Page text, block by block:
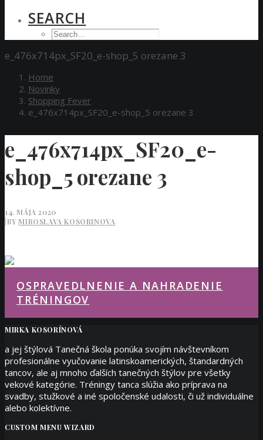
SEARCH
e_476x714px_SF20_e-shop_5 orezane 3
Home
Novinky
Shopping Fever
e_476x714px_SF20_e-shop_5 orezane 3
e_476x714px_SF20_e-
shop_5 orezane 3
14. MÁJA 2020
BYMIROSLAVA KOSORINOVA
OSPRAVEDLNENIE A NAHRADENIE
TRÉNINGOV
MIRKA KOSORÍNOVÁ
a jej štýlová Tanečná škola ponúka svojím návštevníkom
profesionálne vyučovanie latinskoamerických, štandardných
tancov, ale aj mnoho ďalších tanečných štýlov pre všetky
vekové kategórie. Tréningy tanca slúžia ako príprava na
svadby, stužkové a iné spoločenské udalosti, či už individuálne
alebo kolektívne.
CUSTOM MENU WIZARD